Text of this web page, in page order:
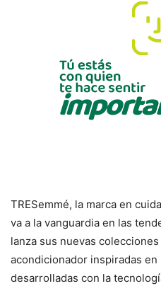
TRESemmé, la marca en
va a la vanguardia en las
lanza sus nuevas
acondicionador inspiradas
desarrolladas con la